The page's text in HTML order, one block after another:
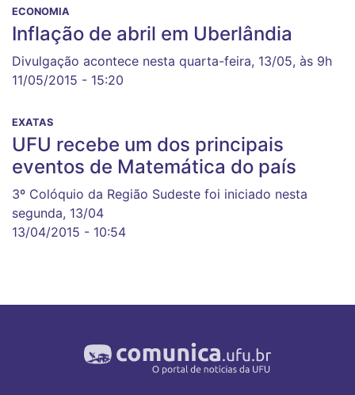
ECONOMIA
Inflação de abril em Uberlândia
Divulgação acontece nesta quarta-feira, 13/05, às 9h
11/05/2015 - 15:20
EXATAS
UFU recebe um dos principais
eventos de Matemática do país
3º Colóquio da Região Sudeste foi iniciado nesta
segunda, 13/04
13/04/2015 - 10:54